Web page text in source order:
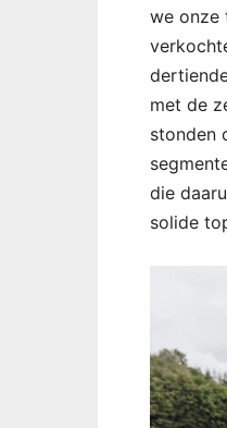
we onze
met de
stonden
die
solide